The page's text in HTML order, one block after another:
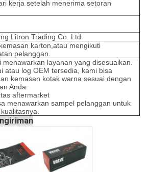
kerja setelah menerima setoran
Litron Trading Co. Ltd.
karton,atau mengikuti
pelanggan.
menawarkan layanan yang disesuaikan.
atau log OEM tersedia, kami bisa
kemasan kotak warna sesuai dengan
Anda.
aftermarket
menawarkan sampel pelanggan untuk